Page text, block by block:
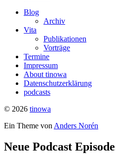
Blog
Archiv
Vita
Publikationen
Vorträge
Termine
Impressum
About tinowa
Datenschutzerklärung
podcasts
© 2026 tinowa
Ein Theme von Anders Norén
Neue Podcast